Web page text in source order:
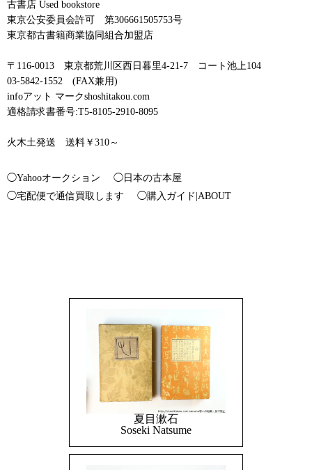
古書店 Used bookstore
東京公安委員会許可 第306661505753号
東京都古書籍商業協同組合加盟店
〒116-0013 東京都荒川区西日暮里4-21-7 コート池上104
03-5842-1552 (FAX兼用)
infoアット マークshoshitakou.com
適格請求書番号:T5-8105-2910-8095
火木土発送 送料￥310～
◯Yahooオークション
◯日本の古本屋
◯宅配便で通信買取します
◯購入ガイド|ABOUT
夏目漱石
Soseki Natsume